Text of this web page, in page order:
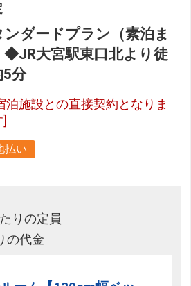
ンダードプラン（素泊ま
◆JR大宮駅東口北より徒
5分
泊施設との直接契約となりま
払い
りの定員
の代金